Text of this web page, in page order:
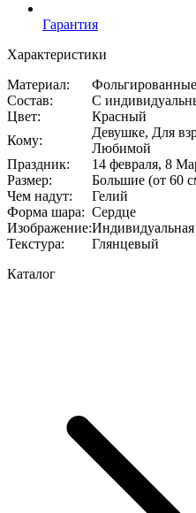
Гарантия
Характеристики
Материал:
Фольгированные
Состав:
С
Цвет:
Красный
Кому:
Девушке, Для
Любимой
Праздник:
14 февраля, 8
Размер:
Большие (от 60
Чем надут:
Гелий
Форма шара: Сердце
Изображение:
Текстура:
Глянцевый
Каталог